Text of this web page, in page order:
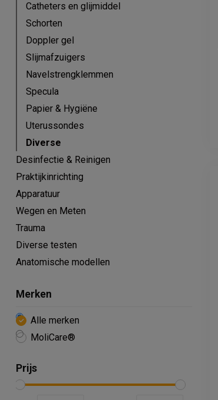
Catheters en glijmiddel
Schorten
Doppler gel
Slijmafzuigers
Navelstrengklemmen
Specula
Papier & Hygiëne
Uterussondes
Diverse
Desinfectie & Reinigen
Praktijkinrichting
Apparatuur
Wegen en Meten
Trauma
Diverse testen
Anatomische modellen
Merken
Alle merken
​MoliCare®
Prijs